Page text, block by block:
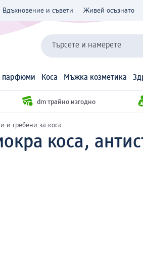
Вдъхновение и съвети Живей осъзнато
Търсете и намерете
парфюми Коса Мъжка козметика
dm трайно изгодно
и гребени за коса
коса,